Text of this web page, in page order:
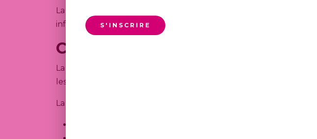
La COMPAGNIE ne contrôle pas le contenu publié par des tiers
informations ou interactions qui y figurent.
Clause de non-responsabilité
La COMPAGNIE met tout en œuvre pour assurer l’exactitude, la
les APPS. Toutefois, elles sont fournies à titre informatif et ne
La COMPAGNIE ne peut être tenue responsable des dommages
S'INSCRIRE